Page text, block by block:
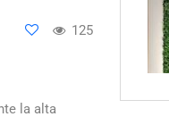
125
la alta